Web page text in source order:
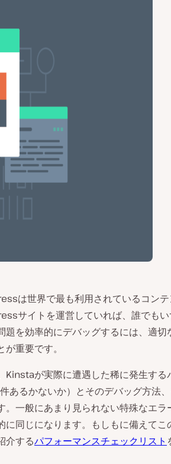
は世界で最も利用されているコンテ
サイトを運営していれば、誰でも
題を効率的にデバッグするには、適
が重要です。
Kinstaが実際に遭遇した稀に発生す
あるかないか）とそのデバッグ方法
。一般にあまり見られない特殊なエ
に同じになります。もしもに備えて
介するパフォーマンスチェックリスト